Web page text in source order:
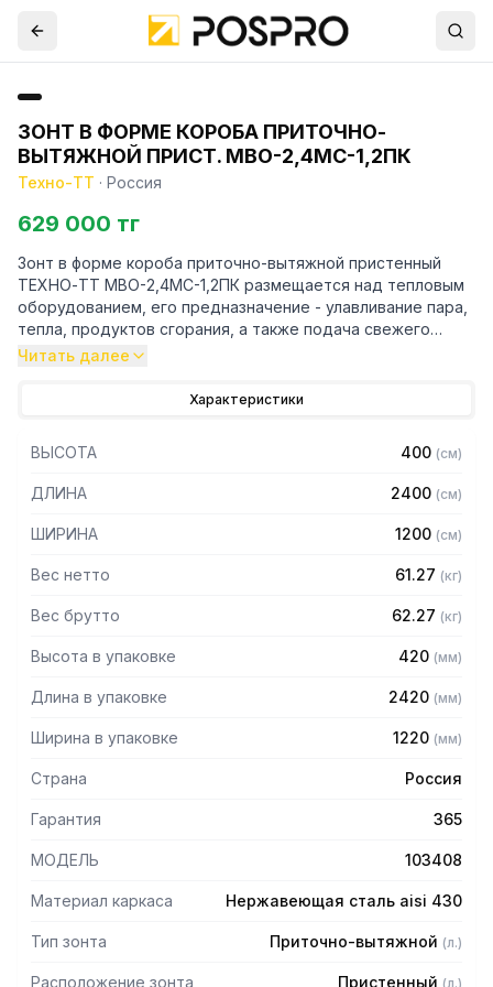
ЗОНТ В ФОРМЕ КОРОБА ПРИТОЧНО-
ВЫТЯЖНОЙ ПРИСТ. МВО-2,4МС-1,2ПК
Техно-ТТ · Россия
629 000 тг
Зонт в форме короба приточно-вытяжной пристенный
ТЕХНО-ТТ МВО-2,4МС-1,2ПК размещается над тепловым
оборудованием, его предназначение - улавливание пара,
тепла, продуктов сгорания, а также подача свежего
воздуха, что благоприятно сказывается на микроклимате
предметах мебели и кухонной утвари. Поэтому это
оборудование формирует микроклимат в помещении и
защищает сотрудников горячего цеха.
— Бескаркасный
0,8мм
— Поставляется в собранном виде
Читать далее
Характеристики
ВЫСОТА 400 (см)
ДЛИНА 2400 (см)
ШИРИНА 1200 (см)
Вес нетто 61.27 (кг)
Вес брутто 62.27 (кг)
Высота в упаковке 420 (мм)
Длина в упаковке 2420 (мм)
Ширина в упаковке 1220 (мм)
Страна Россия
Гарантия 365
МОДЕЛЬ 103408
Материал каркаса Нержавеющая сталь aisi 430
Тип зонта Приточно-вытяжной (л.)
Расположение зонта Пристенный (л.)